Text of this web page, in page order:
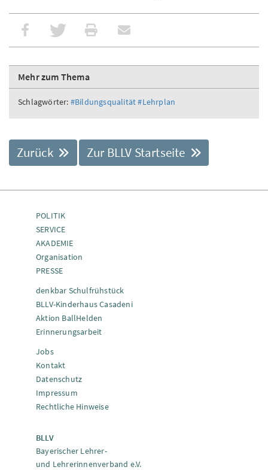
Mehr zum Thema
Schlagwörter: #Bildungsqualität#Lehrplan
Zurück Zur BLLV Startseite
POLITIK
SERVICE
AKADEMIE
Organisation
PRESSE
denkbar Schulfrühstück
BLLV-Kinderhaus Casadeni
Aktion BallHelden
Erinnerungsarbeit
Jobs
Kontakt
Datenschutz
Impressum
Rechtliche Hinweise
BLLV
Bayerischer Lehrer-
und Lehrerinnenverband e.V.